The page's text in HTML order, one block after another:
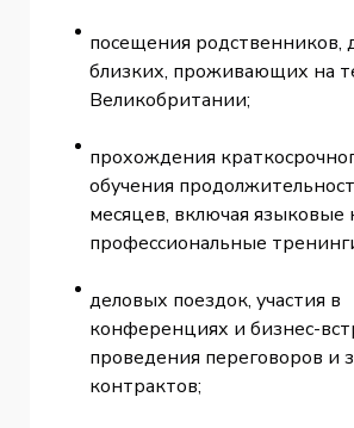
посещения родственников,
близких, проживающих на
Великобритании;
прохождения
обучения
месяцев, включая языковые
профессиональные
деловых поездок, участия в
конференциях и бизнес-
проведения переговоров и
контрактов;